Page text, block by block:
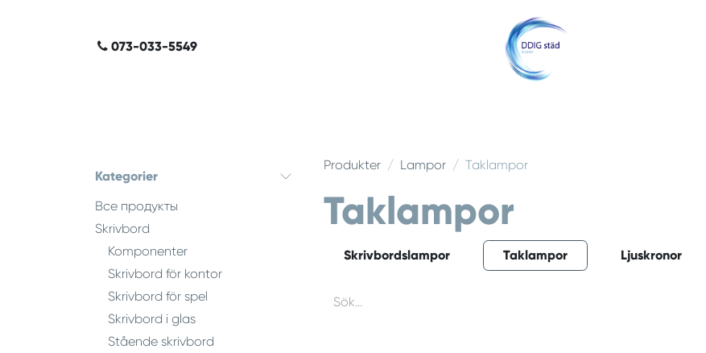
073-​0​3​3-​5​549
Kategorier
Все продукты
Skrivbord
Komponenter
Skrivbord för kontor
Skrivbord för spel
Skrivbord i glas
Stående skrivbord
Produkter Lampor Taklampor
Taklampor
Skrivbordslampor Taklampor Ljuskronor